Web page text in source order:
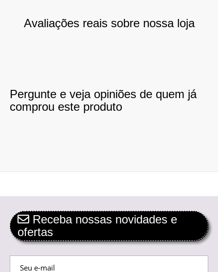
Avaliações reais sobre nossa loja
Pergunte e veja opiniões de quem já
comprou este produto
Receba nossas novidades e
ofertas